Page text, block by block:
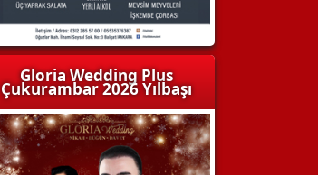
Gloria Wedding Plus
Çukurambar 2026 Yılbaşı